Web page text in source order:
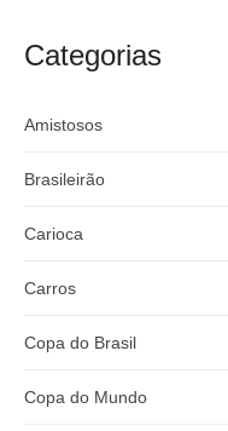
argentino
Categorias
Amistosos
Brasileirão
Carioca
Carros
Copa do Brasil
Copa do Mundo